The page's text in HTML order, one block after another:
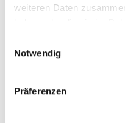
weiteren Daten
Notwendig
Präferenzen
10:00 - 16:00
Kontakt